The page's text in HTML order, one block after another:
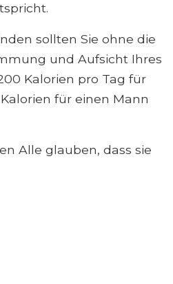
sollten Sie ohne die
und Aufsicht Ihres
Kalorien pro Tag für
für einen Mann
Alle glauben, dass sie